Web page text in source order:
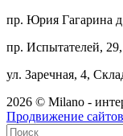
пр. Юрия Гагарина
пр. Испытателей,
ул. Заречная, 4,
2026 © Milano -
Продвижение сайтов